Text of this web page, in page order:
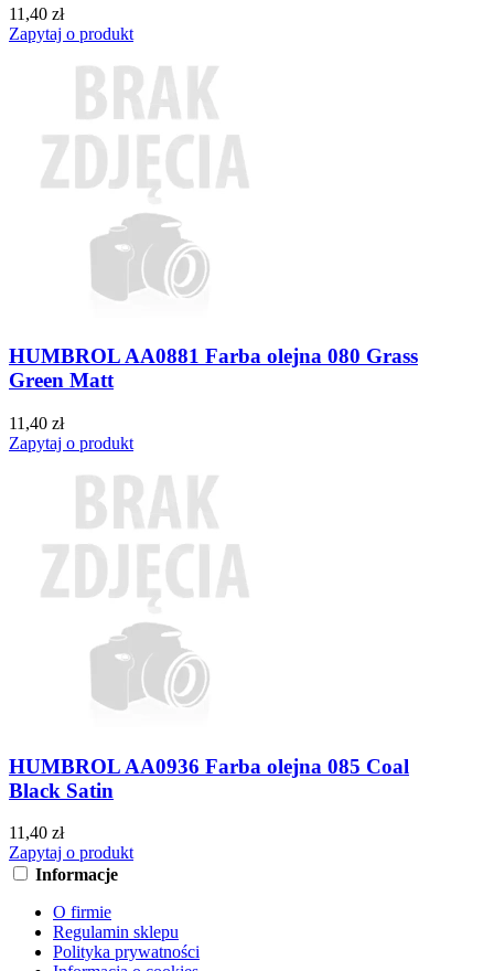
11,40 zł
Zapytaj o produkt
HUMBROL AA0881 Farba olejna 080 Grass
Green Matt
11,40 zł
Zapytaj o produkt
HUMBROL AA0936 Farba olejna 085 Coal
Black Satin
11,40 zł
Zapytaj o produkt
Informacje
O firmie
Regulamin sklepu
Polityka prywatności